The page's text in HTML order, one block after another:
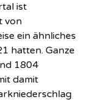
ist
von
ein ähnliches
hatten. Ganze
1804
damit